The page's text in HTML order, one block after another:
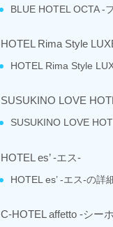
BLUE HOTEL OCTA -
HOTEL Rima Style
HOTEL Rima Style
SUSUKINO LOVE
SUSUKINO LOVE
HOTEL es’ -エス-
HOTEL es’ -エス-の詳
C-HOTEL affetto -シー